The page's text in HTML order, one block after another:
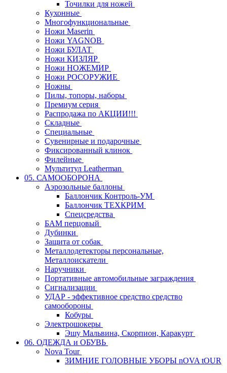
Точилки для ножей
Кухонные
Многофункциональные
Ножи Maserin
Ножи YAGNOB
Ножи БУЛАТ
Ножи КИЗЛЯР
Ножи НОЖЕМИР
Ножи РОСОРУЖИЕ
Ножны
Пилы, топоры, наборы
Премиум серия
Распродажа по АКЦИИ!!!
Складные
Специальные
Сувенирные и подарочные
Фиксированный клинок
Филейные
Мультитул Leatherman
05. САМООБОРОНА
Аэрозольные баллоны
Баллончик Контроль-УМ
Баллончик ТЕХКРИМ
Спецсредства
БАМ перцовый
Дубинки
Защита от собак
Металлодетекторы персональные,
Металлоискатели
Наручники
Портативные автомобильные заграждения
Сигнализации
УДАР - эффективное средство средство
самообороны
Кобуры
Электрошокеры
Эшу Мальвина, Скорпион, Каракурт
06. ОДЕЖДА и ОБУВЬ
Nova Tour
ЗИМНИЕ ГОЛОВНЫЕ УБОРЫ nOVA tOUR